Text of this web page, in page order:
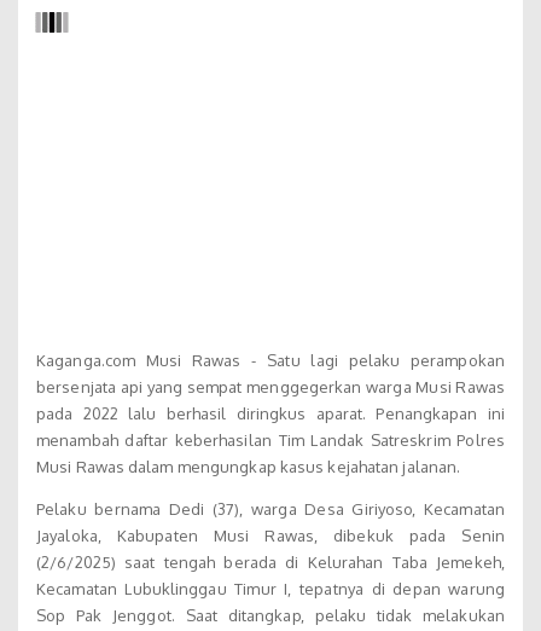
Kaganga.com Musi Rawas - Satu lagi pelaku perampokan
bersenjata api yang sempat menggegerkan warga Musi Rawas
pada 2022 lalu berhasil diringkus aparat. Penangkapan ini
menambah daftar keberhasilan Tim Landak Satreskrim Polres
Musi Rawas dalam mengungkap kasus kejahatan jalanan.
Pelaku bernama Dedi (37), warga Desa Giriyoso, Kecamatan
Jayaloka, Kabupaten Musi Rawas, dibekuk pada Senin
(2/6/2025) saat tengah berada di Kelurahan Taba Jemekeh,
Kecamatan Lubuklinggau Timur I, tepatnya di depan warung
Sop Pak Jenggot. Saat ditangkap, pelaku tidak melakukan